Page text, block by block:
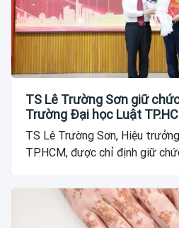
TS Lê Trường Sơn giữ
Trường Đại học Luật
TS Lê Trường Sơn, Hiệu
TP.HCM, được chỉ định giữ